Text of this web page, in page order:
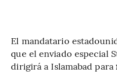
El mandatario
que el enviado especial
dirigirá a Islamabad para